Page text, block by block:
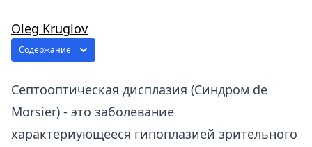
Oleg Kruglov
Содержание
Септооптическая дисплазия (Синдром de
Morsier) - это заболевание
характериующееся гипоплазией зрительного